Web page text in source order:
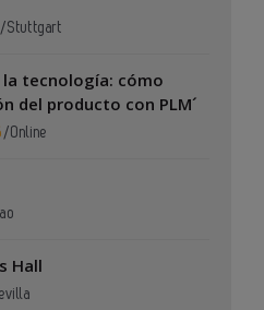
/Stuttgart
la tecnología: cómo
del producto con PLM´
/Online
Hall